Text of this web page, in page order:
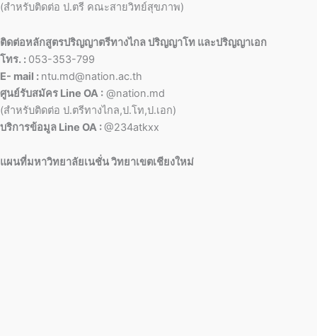
(สำหรับติดต่อ ป.ตรี คณะสายวิทย์สุขภาพ)
ติดต่อหลักสูตรปริญญาตรีทางไกล ปริญญาโท และปริญญาเอก
โทร. : 053-353-799
E- mail : ntu.md@nation.ac.th
ศูนย์รับสมัคร Line OA : @nation.md
(สำหรับติดต่อ ป.ตรีทางไกล,ป.โท,ป.เอก)
บริการข้อมูล Line OA :@234atkxx
แผนที่มหาวิทยาลัยเนชั่น วิทยาเขตเชียงใหม่